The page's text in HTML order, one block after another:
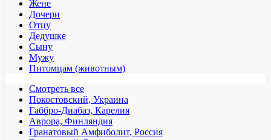
Жене
Дочери
Отцу
Дедушке
Сыну
Мужу
Питомцам (животным)
Смотреть все
Покостовский, Украина
Габбро-Диабаз, Карелия
Аврора, Финляндия
Гранатовый Амфиболит, Россия